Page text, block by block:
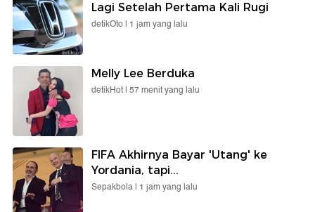
Lagi Setelah Pertama Kali Rugi
detikOto | 1 jam yang lalu
Melly Lee Berduka
detikHot | 57 menit yang lalu
FIFA Akhirnya Bayar 'Utang' ke
Yordania, tapi...
Sepakbola | 1 jam yang lalu